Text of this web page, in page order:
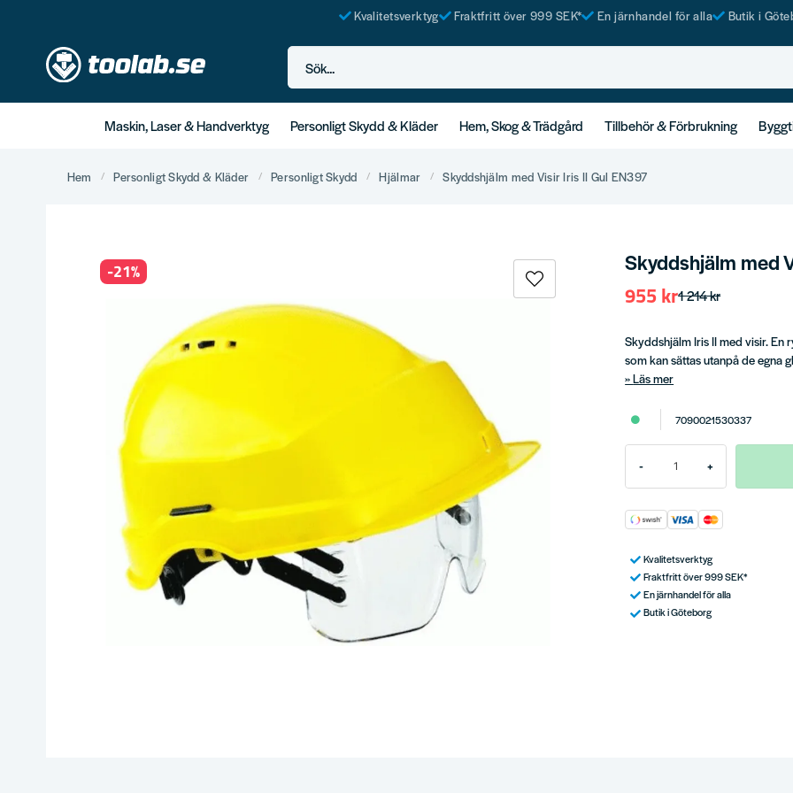
Kvalitetsverktyg Fraktfritt över 999 SEK* En järnhandel för alla Butik i
Sök...
Maskin, Laser & Handverktyg Personligt Skydd & Kläder Hem, Skog & Trädgård Tillbehör & Förbrukning
Hem Personligt Skydd & Kläder Personligt Skydd Hjälmar Skyddshjälm med Visir Iris II Gul EN397
-21% Skyddshjälm med
1 214 kr
955 kr
Skyddshjälm Iris II med visir.
som kan sättas utanpå de egna
Läs mer
7090021530337
- +
Kvalitetsverktyg
Fraktfritt över 999 SEK*
En järnhandel för alla
Butik i Göteborg